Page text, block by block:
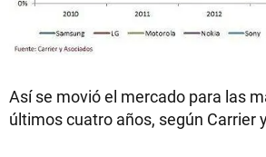
Así se movió el mercado para las
últimos cuatro años, según Carrier